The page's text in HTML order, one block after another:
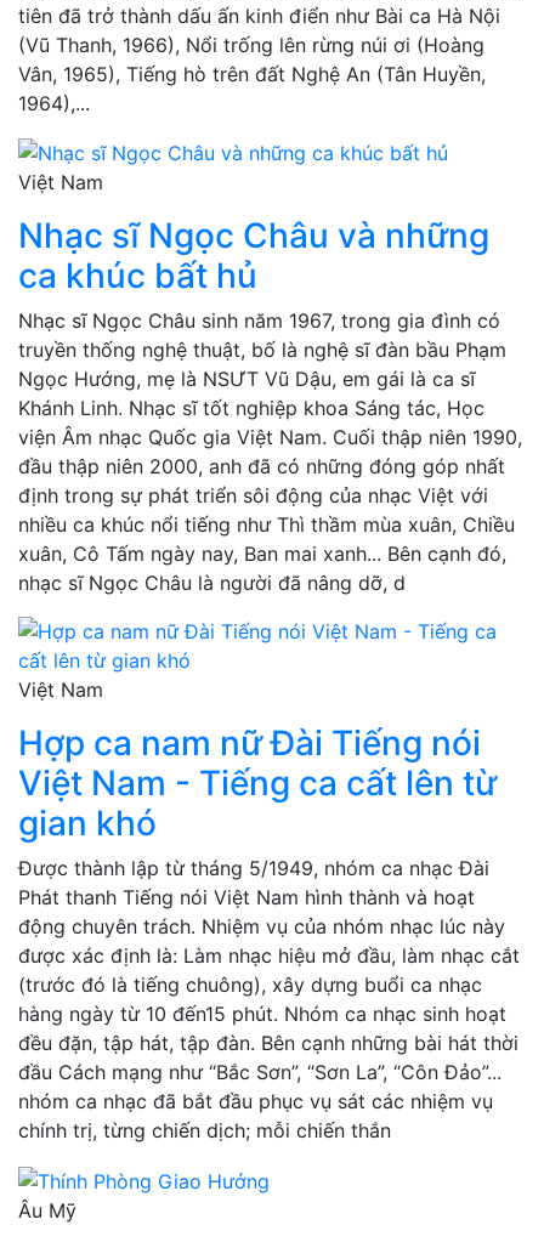
tiên đã trở thành dấu ấn kinh điển như Bài ca Hà Nội
(Vũ Thanh, 1966), Nổi trống lên rừng núi ơi (Hoàng
Vân, 1965), Tiếng hò trên đất Nghệ An (Tân Huyền,
1964),...
Việt Nam
Nhạc sĩ Ngọc Châu và những
ca khúc bất hủ
Nhạc sĩ Ngọc Châu sinh năm 1967, trong gia đình có
truyền thống nghệ thuật, bố là nghệ sĩ đàn bầu Phạm
Ngọc Hướng, mẹ là NSƯT Vũ Dậu, em gái là ca sĩ
Khánh Linh. Nhạc sĩ tốt nghiệp khoa Sáng tác, Học
viện Âm nhạc Quốc gia Việt Nam. Cuối thập niên 1990,
đầu thập niên 2000, anh đã có những đóng góp nhất
định trong sự phát triển sôi động của nhạc Việt với
nhiều ca khúc nổi tiếng như Thì thầm mùa xuân, Chiều
xuân, Cô Tấm ngày nay, Ban mai xanh... Bên cạnh đó,
nhạc sĩ Ngọc Châu là người đã nâng dỡ, d
Việt Nam
Hợp ca nam nữ Đài Tiếng nói
Việt Nam - Tiếng ca cất lên từ
gian khó
Được thành lập từ tháng 5/1949, nhóm ca nhạc Đài
Phát thanh Tiếng nói Việt Nam hình thành và hoạt
động chuyên trách. Nhiệm vụ của nhóm nhạc lúc này
được xác định là: Làm nhạc hiệu mở đầu, làm nhạc cắt
(trước đó là tiếng chuông), xây dựng buổi ca nhạc
hàng ngày từ 10 đến15 phút. Nhóm ca nhạc sinh hoạt
đều đặn, tập hát, tập đàn. Bên cạnh những bài hát thời
đầu Cách mạng như “Bắc Sơn”, “Sơn La”, “Côn Đảo”...
nhóm ca nhạc đã bắt đầu phục vụ sát các nhiệm vụ
chính trị, từng chiến dịch; mỗi chiến thắn
Âu Mỹ